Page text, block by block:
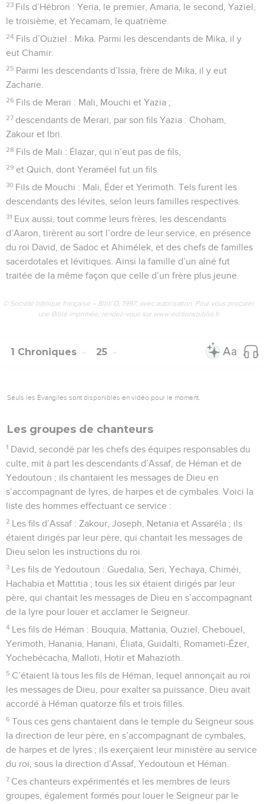
23 Fils d’Hébron : Yeria, le premier, Amaria, le second, Yaziel,
le troisième, et Yecamam, le quatrième.
24 Fils d’Ouziel : Mika. Parmi les descendants de Mika, il y
eut Chamir.
25 Parmi les descendants d’Issia, frère de Mika, il y eut
Zacharie.
26 Fils de Merari : Mali, Mouchi et Yazia ;
27 descendants de Merari, par son fils Yazia : Choham,
Zakour et Ibri.
28 Fils de Mali : Élazar, qui n’eut pas de fils,
29 et Quich, dont Yeraméel fut un fils.
30 Fils de Mouchi : Mali, Éder et Yerimoth. Tels furent les
descendants des lévites, selon leurs familles respectives.
31 Eux aussi, tout comme leurs frères, les descendants
d’Aaron, tirèrent au sort l’ordre de leur service, en présence
du roi David, de Sadoc et Ahimélek, et des chefs de familles
sacerdotales et lévitiques. Ainsi la famille d’un aîné fut
traitée de la même façon que celle d’un frère plus jeune.
© Société biblique française – Bibli’O, 1997, avec autorisation. Pour vous procurer
une Bible imprimée, rendez-vous sur www.editionsbiblio.fr
1 Chroniques 25
Seuls les Évangiles sont disponibles en vidéo pour le moment.
Les groupes de chanteurs
1 David, secondé par les chefs des équipes responsables du
culte, mit à part les descendants d’Assaf, de Héman et de
Yedoutoun ; ils chantaient les messages de Dieu en
s’accompagnant de lyres, de harpes et de cymbales. Voici la
liste des hommes effectuant ce service :
2 Les fils d’Assaf : Zakour, Joseph, Netania et Assaréla ; ils
étaient dirigés par leur père, qui chantait les messages de
Dieu selon les instructions du roi.
3 Les fils de Yedoutoun : Guedalia, Seri, Yechaya, Chiméi,
Hachabia et Mattitia ; tous les six étaient dirigés par leur
père, qui chantait les messages de Dieu en s’accompagnant
de la lyre pour louer et acclamer le Seigneur.
4 Les fils de Héman : Bouquia, Mattania, Ouziel, Chebouel,
Yerimoth, Hanania, Hanani, Éliata, Guidalti, Romameti-Ézer,
Yochebécacha, Malloti, Hotir et Mahazioth.
5 C’étaient là tous les fils de Héman, lequel annonçait au roi
les messages de Dieu, pour exalter sa puissance. Dieu avait
accordé à Héman quatorze fils et trois filles.
6 Tous ces gens chantaient dans le temple du Seigneur sous
la direction de leur père, en s’accompagnant de cymbales,
de harpes et de lyres ; ils exerçaient leur ministère au service
du roi, sous la direction d’Assaf, Yedoutoun et Héman.
7 Ces chanteurs expérimentés et les membres de leurs
groupes, également formés pour louer le Seigneur par le